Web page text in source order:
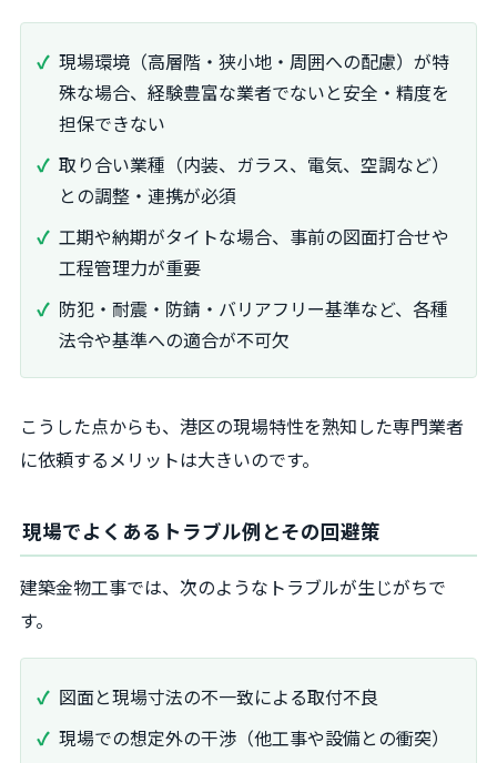
現場環境（高層階・狭小地・周囲への配慮）が特
殊な場合、経験豊富な業者でないと安全・精度を
担保できない
取り合い業種（内装、ガラス、電気、空調など）
との調整・連携が必須
工期や納期がタイトな場合、事前の図面打合せや
工程管理力が重要
防犯・耐震・防錆・バリアフリー基準など、各種
法令や基準への適合が不可欠
こうした点からも、港区の現場特性を熟知した専門業者
に依頼するメリットは大きいのです。
現場でよくあるトラブル例とその回避策
建築金物工事では、次のようなトラブルが生じがちで
す。
図面と現場寸法の不一致による取付不良
現場での想定外の干渉（他工事や設備との衝突）